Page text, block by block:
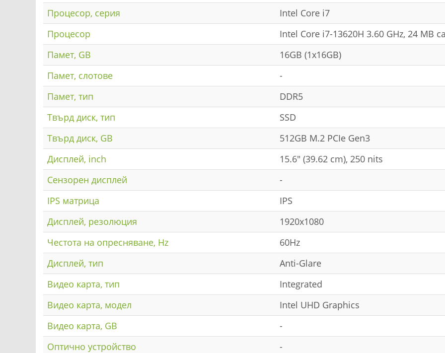
Процесор, серия
Intel Core i7
Процесор
Intel Core i7-13620H 3.60 GHz, 24 MB
Памет, GB
16GB (1x16GB)
Памет, слотове
-
Памет, тип
DDR5
Твърд диск, тип
SSD
Твърд диск, GB
512GB M.2 PCIe Gen3
Дисплей, inch
15.6" (39.62 cm), 250 nits
Сензорен дисплей
-
IPS матрица
IPS
Дисплей, резолюция
1920x1080
Честота на опресняване, Hz
60Hz
Дисплей, тип
Anti-Glare
Видео карта, тип
Integrated
Видео карта, модел
Intel UHD Graphics
Видео карта, GB
-
Оптично устройство
-